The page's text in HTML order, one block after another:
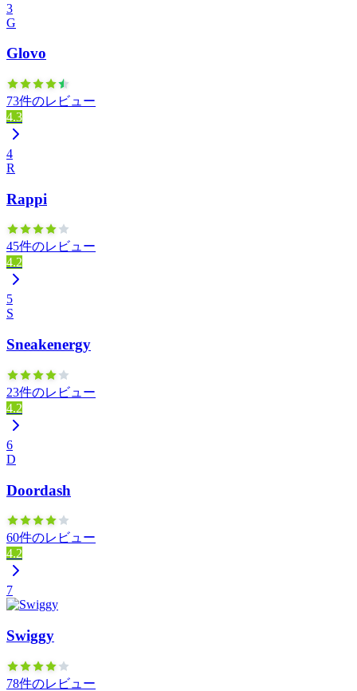
3
G
Glovo
73件のレビュー
4.3
4
R
Rappi
45件のレビュー
4.2
5
S
Sneakenergy
23件のレビュー
4.2
6
D
Doordash
60件のレビュー
4.2
7
Swiggy
78件のレビュー